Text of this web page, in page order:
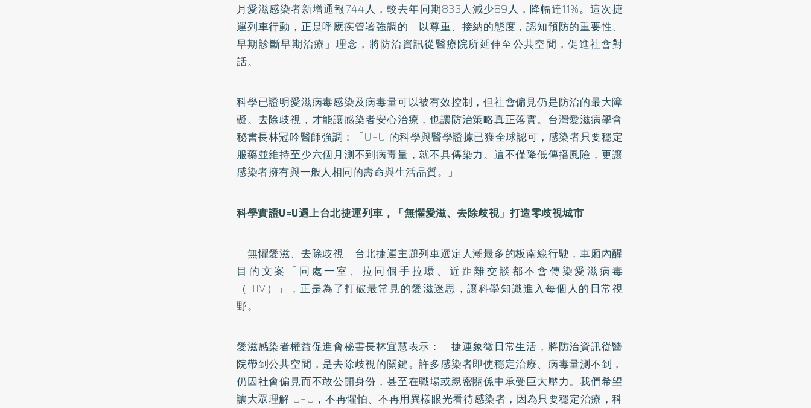
月愛滋感染者新增通報744人，較去年同期833人減少89人，降幅達11%。這次捷
運列車行動，正是呼應疾管署強調的「以尊重、接納的態度，認知預防的重要性、
早期診斷早期治療」理念，將防治資訊從醫療院所延伸至公共空間，促進社會對
話。
科學已證明愛滋病毒感染及病毒量可以被有效控制，但社會偏見仍是防治的最大障
礙。去除歧視，才能讓感染者安心治療，也讓防治策略真正落實。台灣愛滋病學會
秘書長林冠吟醫師強調：「U=U 的科學與醫學證據已獲全球認可，感染者只要穩定
服藥並維持至少六個月測不到病毒量，就不具傳染力。這不僅降低傳播風險，更讓
感染者擁有與一般人相同的壽命與生活品質。」
科學實證U=U遇上台北捷運列車，「無懼愛滋、去除歧視」打造零歧視城市
「無懼愛滋、去除歧視」台北捷運主題列車選定人潮最多的板南線行駛，車廂內醒
目的文案「同處一室、拉同個手拉環、近距離交談都不會傳染愛滋病毒
（HIV）」，正是為了打破最常見的愛滋迷思，讓科學知識進入每個人的日常視
野。
愛滋感染者權益促進會秘書長林宜慧表示：「捷運象徵日常生活，將防治資訊從醫
院帶到公共空間，是去除歧視的關鍵。許多感染者即使穩定治療、病毒量測不到，
仍因社會偏見而不敢公開身份，甚至在職場或親密關係中承受巨大壓力。我們希望
讓大眾理解 U=U，不再懼怕、不再用異樣眼光看待感染者，因為只要穩定治療，科